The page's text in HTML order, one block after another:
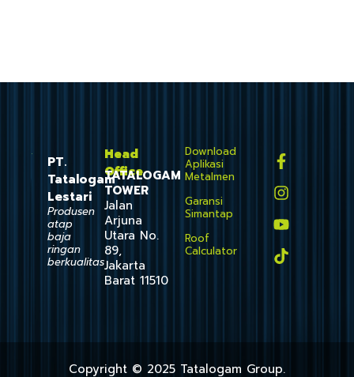
PT.
Tatalogam
Lestari
Produsen
atap
baja
ringan
berkualitas
Head
Office
TATALOGAM
TOWER
Jalan
Arjuna
Utara No.
89,
Jakarta
Barat 11510
Download
Aplikasi
Metalmen
Garansi
Simantap
Roof
Calculator
Copyright © 2025 Tatalogam Group.